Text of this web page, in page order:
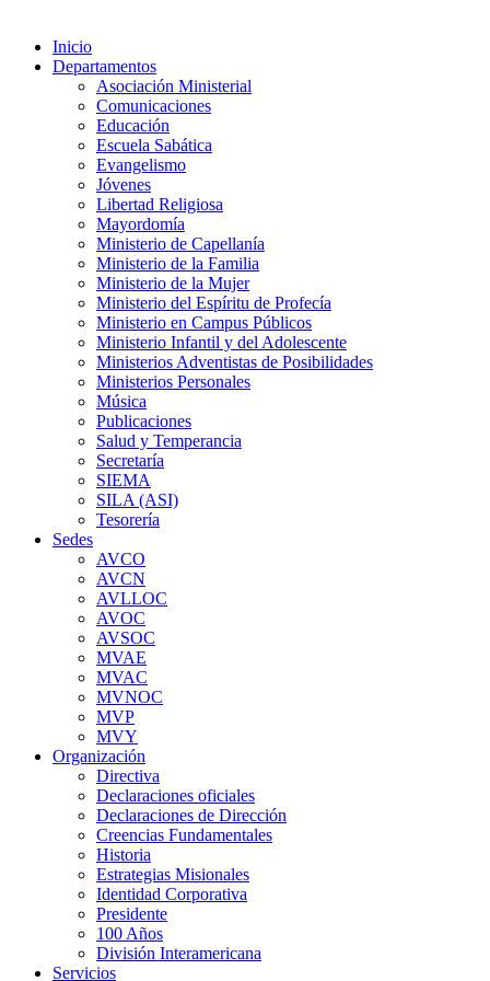
Inicio
Departamentos
Asociación Ministerial
Comunicaciones
Educación
Escuela Sabática
Evangelismo
Jóvenes
Libertad Religiosa
Mayordomía
Ministerio de Capellanía
Ministerio de la Familia
Ministerio de la Mujer
Ministerio del Espíritu de Profecía
Ministerio en Campus Públicos
Ministerio Infantil y del Adolescente
Ministerios Adventistas de Posibilidades
Ministerios Personales
Música
Publicaciones
Salud y Temperancia
Secretaría
SIEMA
SILA (ASI)
Tesorería
Sedes
AVCO
AVCN
AVLLOC
AVOC
AVSOC
MVAE
MVAC
MVNOC
MVP
MVY
Organización
Directiva
Declaraciones oficiales
Declaraciones de Dirección
Creencias Fundamentales
Historia
Estrategias Misionales
Identidad Corporativa
Presidente
100 Años
División Interamericana
Servicios